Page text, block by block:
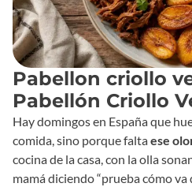
Pabellon criollo
Pabellón Criollo
Hay domingos en España que
comida, sino porque faltaese
cocina de la casa, con la olla
mamá diciendo “prueba cómo va